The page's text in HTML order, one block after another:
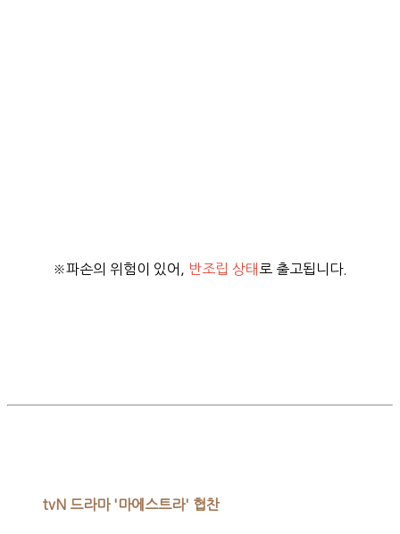
※파손의 위험이 있어, 반조립 상태 로 출고됩니다.
tvN 드라마 '마에스트라' 협찬